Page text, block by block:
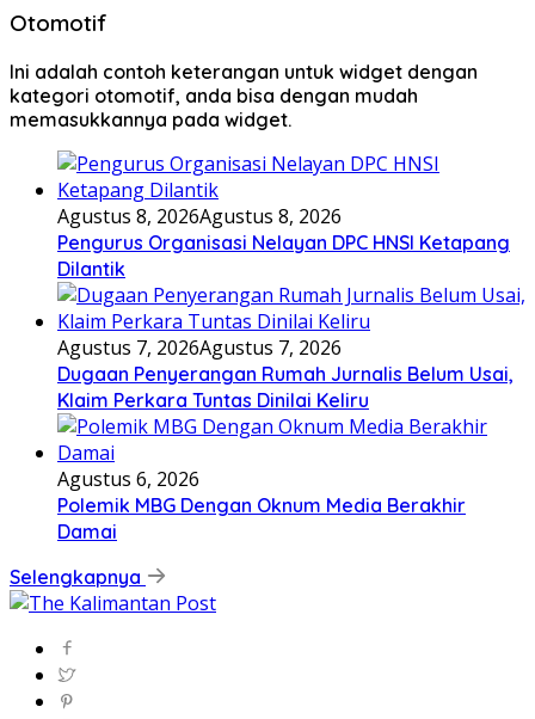
Otomotif
Ini adalah contoh keterangan untuk widget dengan
kategori otomotif, anda bisa dengan mudah
memasukkannya pada widget.
Agustus 8, 2026Agustus 8, 2026
Pengurus Organisasi Nelayan DPC HNSI Ketapang
Dilantik
Agustus 7, 2026Agustus 7, 2026
Dugaan Penyerangan Rumah Jurnalis Belum Usai,
Klaim Perkara Tuntas Dinilai Keliru
Agustus 6, 2026
Polemik MBG Dengan Oknum Media Berakhir
Damai
Selengkapnya